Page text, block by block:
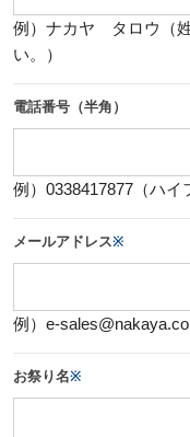
例）ナカヤ タロウ（
い。）
電話番号（半角）
例）0338417877（ハイ
メールアドレス※
例）e-
お祭り名※